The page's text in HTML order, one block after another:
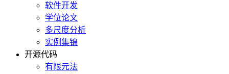
软件开发
学位论文
多尺度分析
实例集锦
开源代码
有限元法